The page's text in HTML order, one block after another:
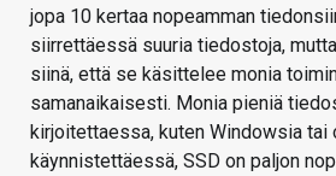
jopa 10 kertaa nopeamman
siirrettäessä suuria tiedostoja,
siinä, että se käsittelee monia
samanaikaisesti. Monia pieniä
kirjoitettaessa, kuten Windowsia tai
käynnistettäessä, SSD on paljon